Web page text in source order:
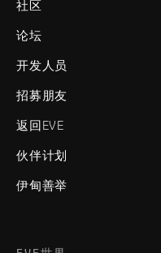
社区
论坛
开发人员
招募朋友
返回EVE
伙伴计划
伊甸善举